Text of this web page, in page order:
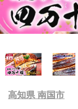
高知県 南国市